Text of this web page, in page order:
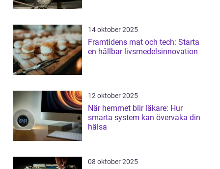
14 oktober 2025
Framtidens mat och tech: Starta
en hållbar livsmedelsinnovation
12 oktober 2025
När hemmet blir läkare: Hur
smarta system kan övervaka din
hälsa
08 oktober 2025